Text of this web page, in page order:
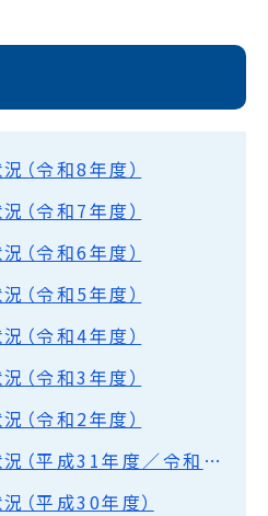
（令和8年度）
（令和7年度）
（令和6年度）
（令和5年度）
（令和4年度）
（令和3年度）
（令和2年度）
市長交際費執行状況（平成31年度／令和元年度）
（平成30年度）